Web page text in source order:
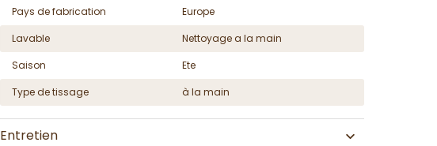
Pays de fabrication
Europe
Lavable
Nettoyage a la main
Saison
Ete
Type de tissage
à la main
Entretien